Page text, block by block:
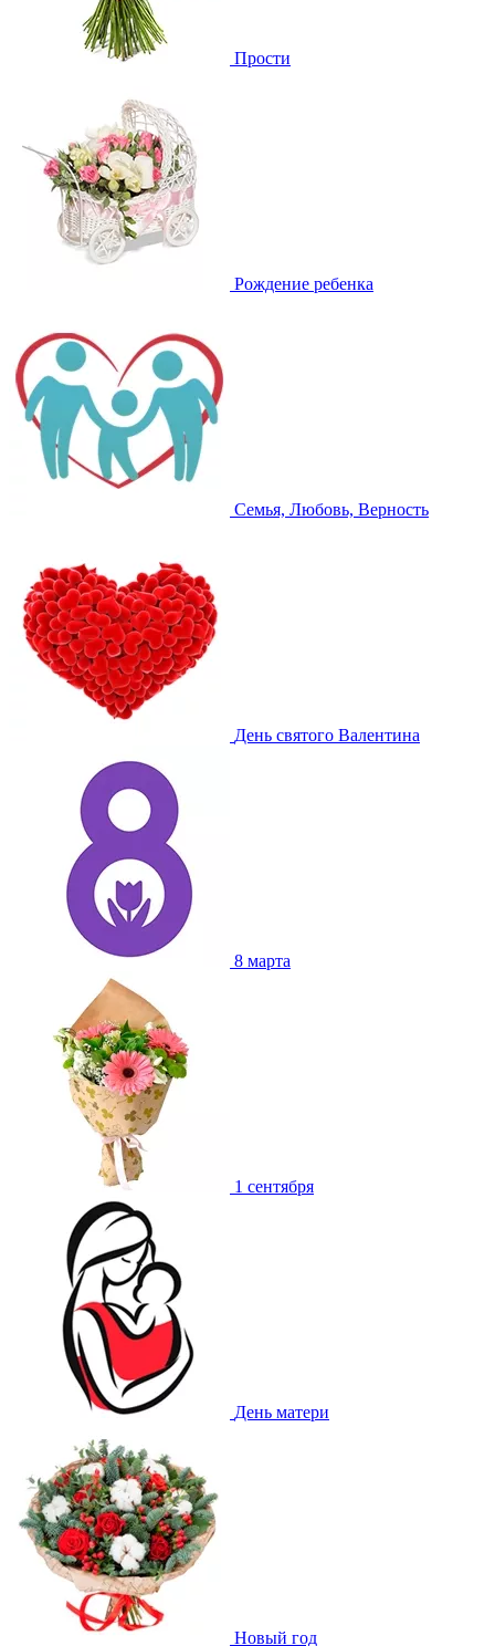
Прости
Рождение ребенка
Семья, Любовь, Верность
День святого Валентина
8 марта
1 сентября
День матери
Новый год